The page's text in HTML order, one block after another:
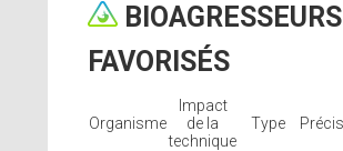
BIOAGRESSEURS
FAVORISÉS
Organisme
Impact
de la
technique
Type